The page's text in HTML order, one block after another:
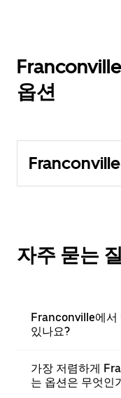
옵션
Franconville
자주 묻는
Franconville에서
있나요?
가장 저렴하게
는 옵션은 무엇인